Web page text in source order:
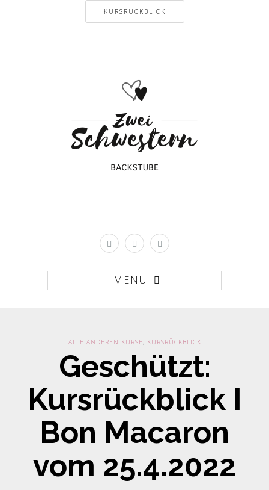
KURSRÜCKBLICK
MENU
ALLE ANDEREN KURSE, KURSRÜCKBLICK
Geschützt:
Kursrückblick I
Bon Macaron
vom 25.4.2022